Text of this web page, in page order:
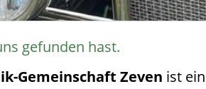
gefunden hast.
Gemeinschaft Zeven ist